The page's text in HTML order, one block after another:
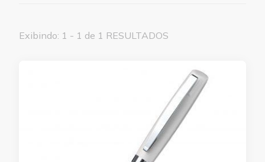
Exibindo: 1 - 1 de 1 RESULTADOS